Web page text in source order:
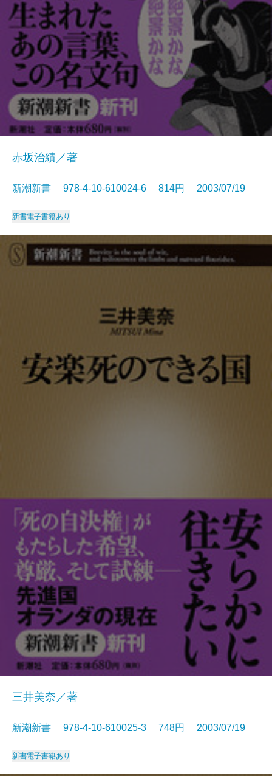
赤坂治績／著
新潮新書 978-4-10-610024-6 814円 2003/07/19
新書電子書籍あり
三井美奈／著
新潮新書 978-4-10-610025-3 748円 2003/07/19
新書電子書籍あり